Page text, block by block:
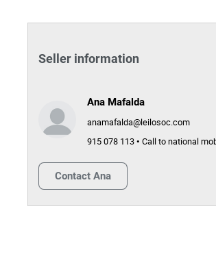
Seller information
Ana Mafalda
anamafalda@leilosoc.com
915 078 113 • Call to national
Contact Ana